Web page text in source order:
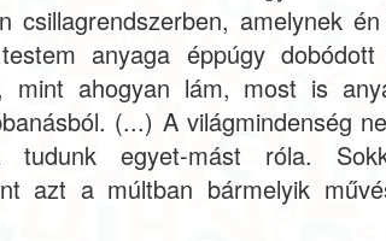
csillagrendszerben, amelynek
anyaga éppúgy
mint ahogyan lám, most is
(...) A világmindenség
egyet-mást róla.
azt a múltban bármelyik